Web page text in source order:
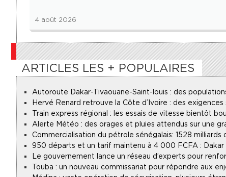
4 août 2026
ARTICLES LES + POPULAIRES
Autoroute Dakar-Tivaouane-Saint-louis : des
Hervé Renard retrouve la Côte d’Ivoire : des
Train express régional : les essais de vitesse bientôt
Alerte Météo : des orages et pluies attendus sur une
Commercialisation du pétrole sénégalais : 1528
950 départs et un tarif maintenu à 4 000 FCFA :
Le gouvernement lance un réseau d’experts pour
Touba : un nouveau commissariat pour répondre aux